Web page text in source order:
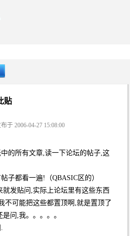
贴
于 2006-04-27 15:08:00
的所有文章,读一下论坛的帖子,这
子都看一遍!（QBASIC区的）
发贴问,实际上论坛里有这些东西
不可能把这些都置顶啊,就是置顶了
问,我。。。。。